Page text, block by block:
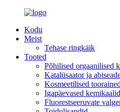
Kodu
Meist
Tehase ringkäik
Tooted
Põhilised orgaanilised
Katalüsaator ja
Kosmeetilised toorained
Igapäevased kemikaalid
Fluorestseeruvate